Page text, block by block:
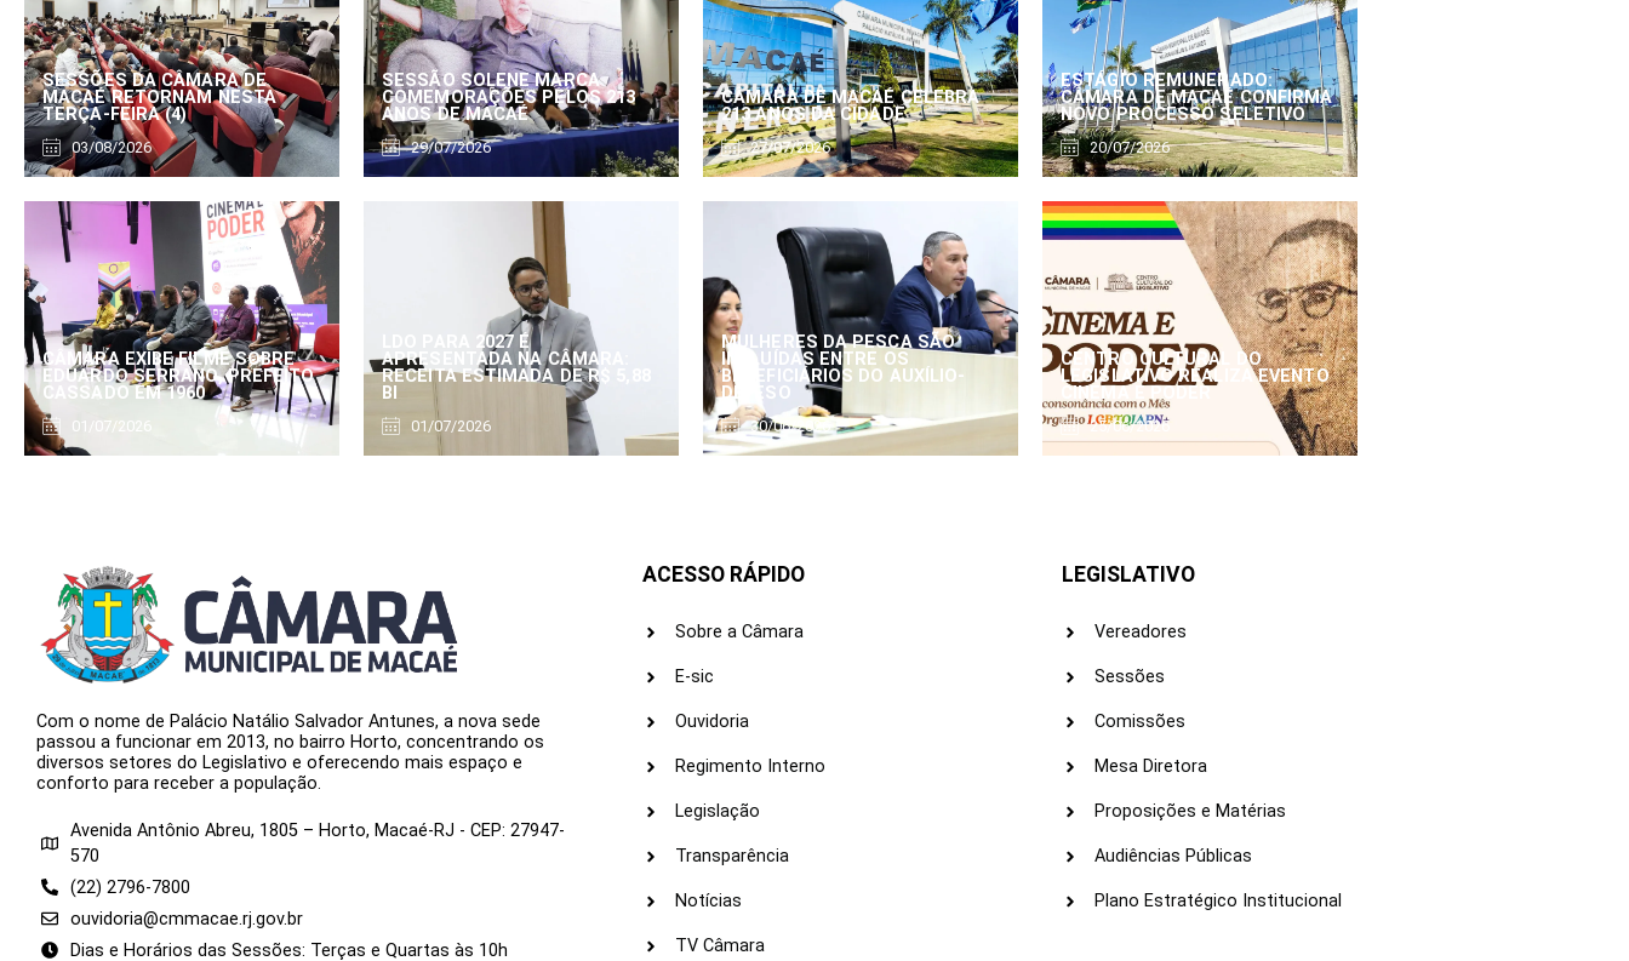
SESSÕES DA CÂMARA DE
MACAÉ RETORNAM NESTA
TERÇA-FEIRA (4)
03/08/2026
SESSÃO SOLENE MARCA
COMEMORAÇÕES PELOS 213
ANOS DE MACAÉ
29/07/2026
CÂMARA DE MACAÉ CELEBRA
213 ANOS DA CIDADE
27/07/2026
ESTÁGIO REMUNERADO:
CÂMARA DE MACAÉ CONFIRMA
NOVO PROCESSO SELETIVO
20/07/2026
CÂMARA EXIBE FILME SOBRE
EDUARDO SERRANO, PREFEITO
CASSADO EM 1960
01/07/2026
LDO PARA 2027 É
APRESENTADA NA CÂMARA:
RECEITA ESTIMADA DE R$ 5,88
BI
01/07/2026
MULHERES DA PESCA SÃO
INCLUÍDAS ENTRE OS
BENEFICIÁRIOS DO AUXÍLIO-
DEFESO
30/06/2026
CENTRO CULTURAL DO
LEGISLATIVO REALIZA EVENTO
CINEMA E PODER
25/06/2026
Com o nome de Palácio Natálio Salvador Antunes, a nova sede
passou a funcionar em 2013, no bairro Horto, concentrando os
diversos setores do Legislativo e oferecendo mais espaço e
conforto para receber a população.
Avenida Antônio Abreu, 1805 – Horto, Macaé-RJ - CEP: 27947-
570
(22) 2796-7800
ouvidoria@cmmacae.rj.gov.br
Dias e Horários das Sessões: Terças e Quartas às 10h
ACESSO RÁPIDO
Sobre a Câmara
E-sic
Ouvidoria
Regimento Interno
Legislação
Transparência
Notícias
TV Câmara
LEGISLATIVO
Vereadores
Sessões
Comissões
Mesa Diretora
Proposições e Matérias
Audiências Públicas
Plano Estratégico Institucional